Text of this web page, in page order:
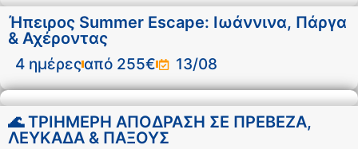
Ήπειρος Summer Escape: Ιωάννινα, Πάργα
& Αχέροντας
4 ημέρεςαπό 255€ 13/08
🌊 ΤΡΙΗΜΕΡΗ ΑΠΟΔΡΑΣΗ ΣΕ ΠΡΕΒΕΖΑ,
ΛΕΥΚΑΔΑ & ΠΑΞΟΥΣ